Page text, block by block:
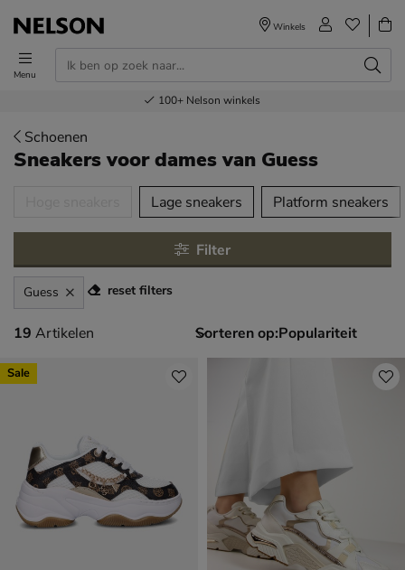
Menu
Winkels
Voor 23.00u besteld,volgende dag in huis
Gratisverzending en retour
Bestel nu,betaal later
100+ Nelson winkels
Schoenen
Sneakers voor damesvan Guess
Lage sneakers Platform sneakers
Filter
Guess reset filters
19 artikelen
19 Artikelen Sorteren op:
Sale